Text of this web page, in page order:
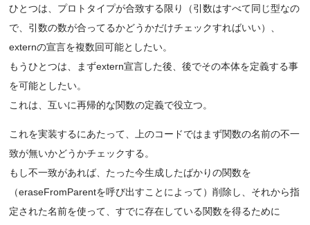
ひとつは、プロトタイプが合致する限り（引数はすべて同じ型なの
で、引数の数が合ってるかどうかだけチェックすればいい）、
externの宣言を複数回可能としたい。
もうひとつは、まずextern宣言した後、後でその本体を定義する事
を可能としたい。
これは、互いに再帰的な関数の定義で役立つ。
これを実装するにあたって、上のコードではまず関数の名前の不一
致が無いかどうかチェックする。
もし不一致があれば、たった今生成したばかりの関数を
（eraseFromParentを呼び出すことによって）削除し、それから指
定された名前を使って、すでに存在している関数を得るために